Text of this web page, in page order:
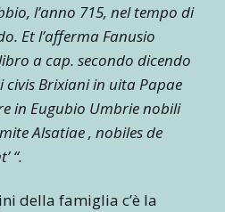
l’anno 715, nel tempo di
Et l’afferma Fanusio
a cap. secondo dicendo
civis Brixiani in uita Papae
in Eugubio Umbrie nobili
Alsatiae , nobiles de
“.
della famiglia c’è la